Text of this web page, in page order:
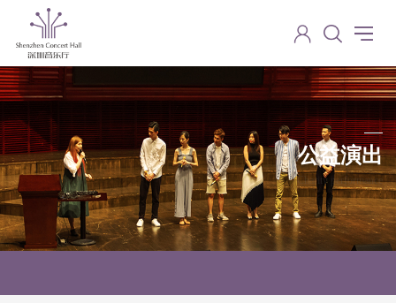
公益演出
Charity performance